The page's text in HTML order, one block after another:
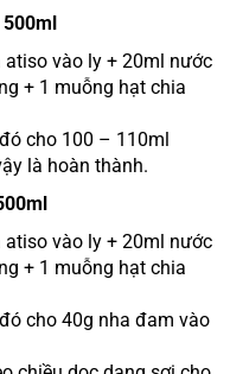
500ml
vào ly + 20ml nước
+ 1 muỗng hạt chia
cho 100 – 110ml
là hoàn thành.
vào ly + 20ml nước
+ 1 muỗng hạt chia
cho 40g nha đam vào